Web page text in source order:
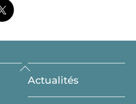
Back
To
Top
Actualités